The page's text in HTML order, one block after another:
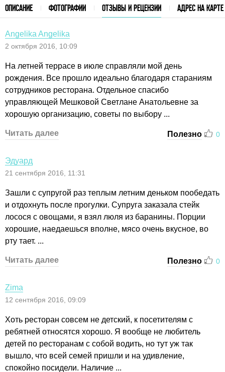
ОПИСАНИЕ ФОТОГРАФИИ ОТЗЫВЫ И РЕЦЕНЗИИ АДРЕС НА КАРТЕ
Angelika Angelika
2 октября 2016, 10:09
На летней террасе в июле справляли мой день
рождения. Все прошло идеально благодаря стараниям
сотрудников ресторана. Отдельное спасибо
управляющей Мешковой Светлане Анатольевне за
хорошую организацию, советы по выбору ...
Читать далее Полезно 0
Эдуард
21 сентября 2016, 11:31
Зашли с супругой раз теплым летним деньком пообедать
и отдохнуть после прогулки. Супруга заказала стейк
лосося с овощами, я взял люля из баранины. Порции
хорошие, наедаешься вполне, мясо очень вкусное, во
рту тает. ...
Читать далее Полезно 0
Zima
12 сентября 2016, 09:09
Хоть ресторан совсем не детский, к посетителям с
ребятней относятся хорошо. Я вообще не любитель
детей по ресторанам с собой водить, но тут уж так
вышло, что всей семей пришли и на удивление,
спокойно посидели. Наличие ...